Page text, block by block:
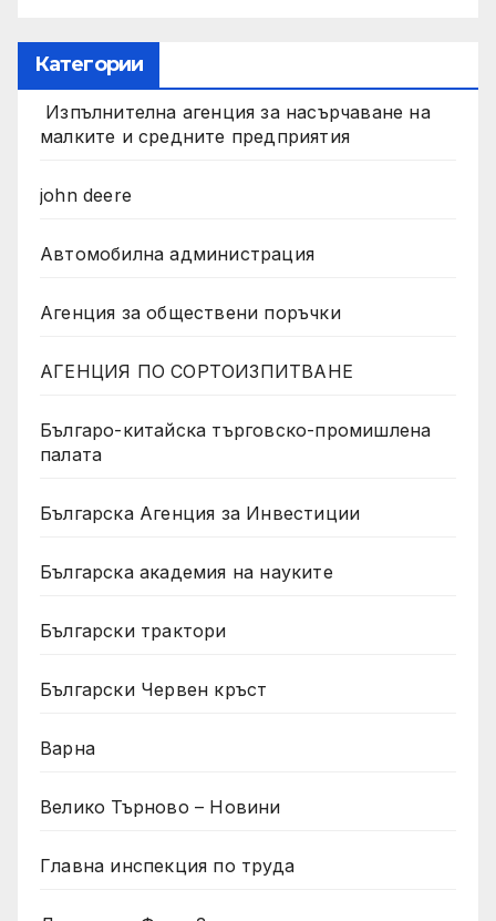
Категории
Изпълнителна агенция за насърчаване на
малките и средните предприятия
john deere
Автомобилна администрация
Агенция за обществени поръчки
АГЕНЦИЯ ПО СОРТОИЗПИТВАНЕ
Българо-китайска търговско-промишлена
палата
Българска Агенция за Инвестиции
Българска академия на науките
Български трактори
Български Червен кръст
Варна
Велико Търново – Новини
Главна инспекция по труда